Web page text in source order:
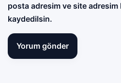
posta adresim ve site adresim
kaydedilsin.